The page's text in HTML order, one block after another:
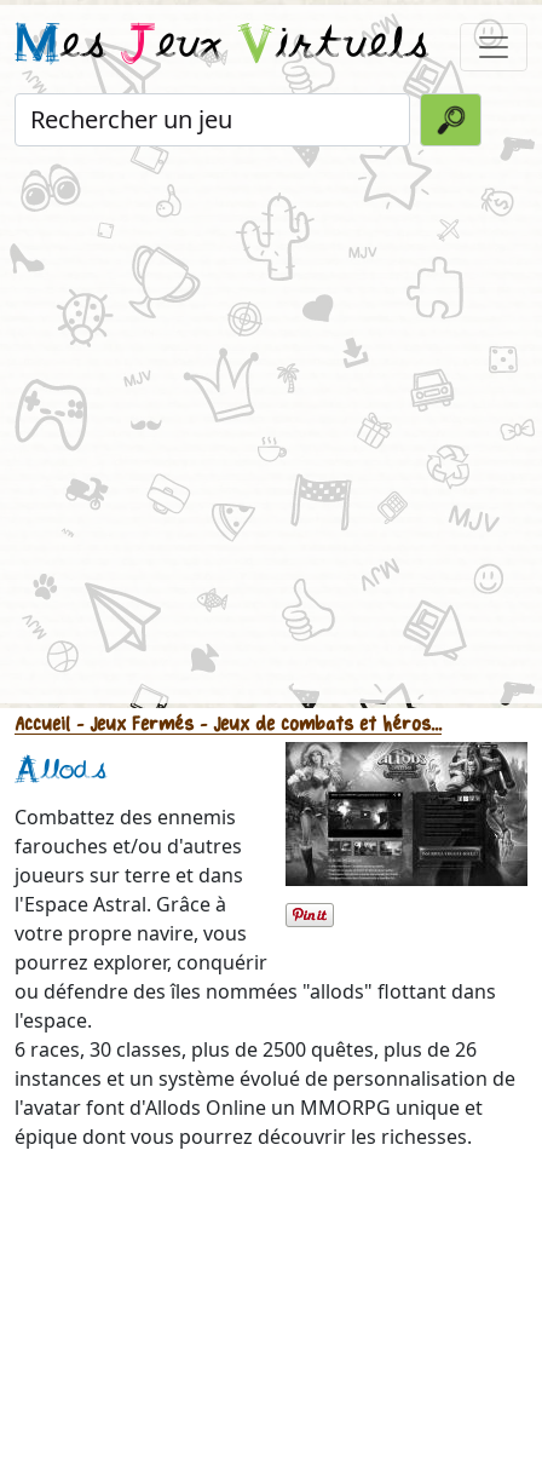
MesJeuxVirtuels
Accueil - Jeux Fermés- Jeux de combats et héros...
Allods
Combattez des ennemis
farouches et/ou d'autres
joueurs sur terre et dans
l'Espace Astral. Grâce à
votre propre navire, vous
pourrez explorer, conquérir
ou défendre des îles nommées "allods" flottant dans
l'espace.
6 races, 30 classes, plus de 2500 quêtes, plus de 26
instances et un système évolué de personnalisation de
l'avatar font d'Allods Online un MMORPG unique et
épique dont vous pourrez découvrir les richesses.